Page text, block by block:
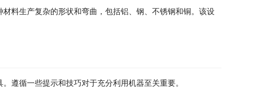
料生产复杂的形状和弯曲，包括铝、钢、不锈钢和铜。该设
遵循一些提示和技巧对于充分利用机器至关重要。